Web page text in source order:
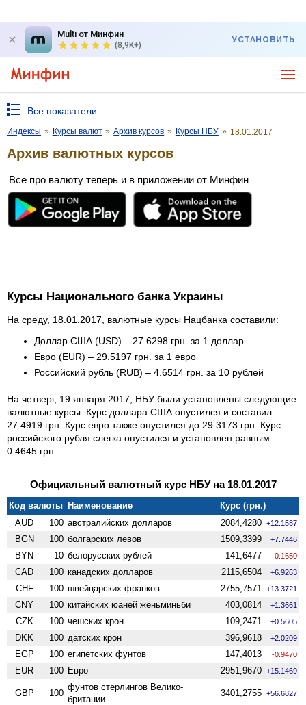
Multi от Минфин
(8,9K+)
УСТАНОВИТЬ
Все показатели
Индексы » Курсы валют » Архив курсов » Курсы НБУ » 18.01.2017
Архив валютных курсов
Все про валюту теперь и в приложении от Минфин
Курсы Национального банка Украины
На среду, 18.01.2017, валютные курсы Нацбанка составили:
Доллар США (USD) – 27.6298 грн. за 1 доллар
Евро (EUR) – 29.5197 грн. за 1 евро
Российский рубль (RUB) – 4.6514 грн. за 10 рублей
На четверг, 19 января 2017, НБУ были установлены следующие
валютные курсы. Курс доллара США опустился и составил
27.4919 грн. Курс евро также опустился до 29.3173 грн. Курс
российского рубля слегка опустился и установлен равным
0.4645 грн.
Официальный валютный курс НБУ на 18.01.2017
Код валюты Наименование
Курс (грн.)
AUD
100 австралийских долларов 2084,4280 +12.1587
BGN 100 болгарских левов 1509,3399 +7.7446
BYN 10 белорусских рублей 141,6477 -0.1650
CAD 100 канадских долларов 2115,6504 +6.9263
CHF 100 швейцарских франков 2755,7571 +13.3721
CNY 100 китайских юаней женьминьби 403,0814 +1.3661
CZK 100 чешских крон 109,2471 +0.5605
DKK 100 датских крон 396,9618 +2.0209
EGP 100 египетских фунтов 147,4013 -0.9470
EUR 100 Евро 2951,9670 +15.1469
GBP 100
фунтов стерлингов Велико­
британии
3401,2755 +56.6827